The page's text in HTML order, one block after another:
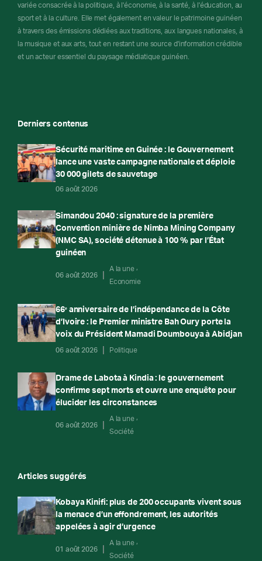
variée consacrée à la politique, à l'économie, à la santé, à l'éducation, au
sport et à la culture. Elle met également en valeur le patrimoine guinéen
à travers des émissions dédiées aux traditions, aux langues nationales, à
la musique et aux arts, tout en restant une source d'information crédible
et un acteur essentiel du paysage médiatique guinéen.
Derniers contenus
Sécurité maritime en Guinée : le Gouvernement
lance une vaste campagne nationale et déploie
30 000 gilets de sauvetage
06 août 2026
Simandou 2040 : signature de la première
Convention minière de Nimba Mining Company
(NMC SA), société détenue à 100 % par l’État
guinéen
06 août 2026
A la une
Economie
66ᵉ anniversaire de l’indépendance de la Côte
d’Ivoire : le Premier ministre Bah Oury porte la
voix du Président Mamadi Doumbouya à Abidjan
06 août 2026 Politique
Drame de Labota à Kindia : le gouvernement
confirme sept morts et ouvre une enquête pour
élucider les circonstances
06 août 2026
A la une
Société
Articles suggérés
Kobaya Kinifi: plus de 200 occupants vivent sous
la menace d’un effondrement, les autorités
appelées à agir d’urgence
01 août 2026
A la une
Société